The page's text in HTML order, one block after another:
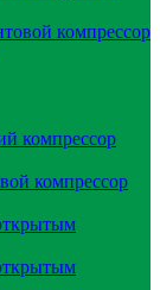
компрессор
компрессор
компрессор